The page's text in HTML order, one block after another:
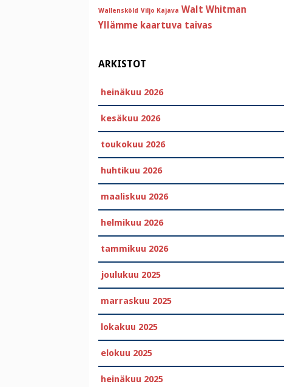
Wallensköld Viljo Kajava Walt Whitman
Yllämme kaartuva taivas
ARKISTOT
heinäkuu 2026
kesäkuu 2026
toukokuu 2026
huhtikuu 2026
maaliskuu 2026
helmikuu 2026
tammikuu 2026
joulukuu 2025
marraskuu 2025
lokakuu 2025
elokuu 2025
heinäkuu 2025